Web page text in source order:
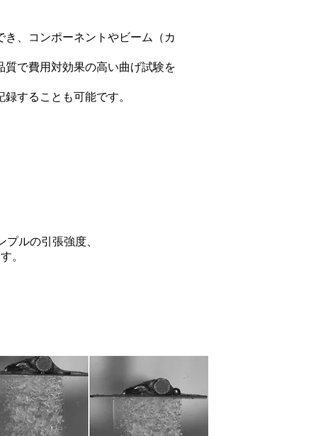
、コンポーネントやビーム（カ
で費用対効果の高い曲げ試験を
することも可能です。
ルの引張強度、
。